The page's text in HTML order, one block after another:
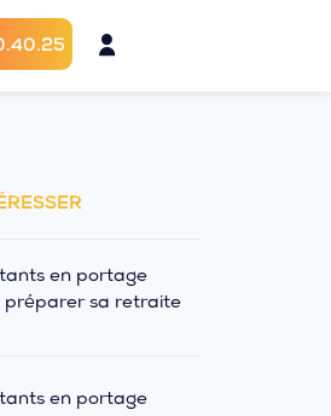
en portage
préparer sa retraite
en portage